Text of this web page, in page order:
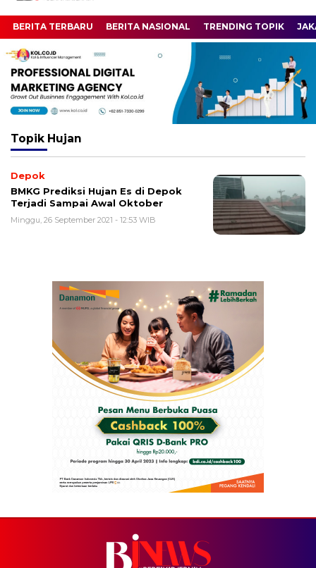
BERITA TERBARU BERITA NASIONAL TRENDING TOPIK
Topik Hujan
Depok
BMKG Prediksi Hujan Es di Depok
Terjadi Sampai Awal Oktober
Minggu, 26 September 2021 - 12:53 WIB